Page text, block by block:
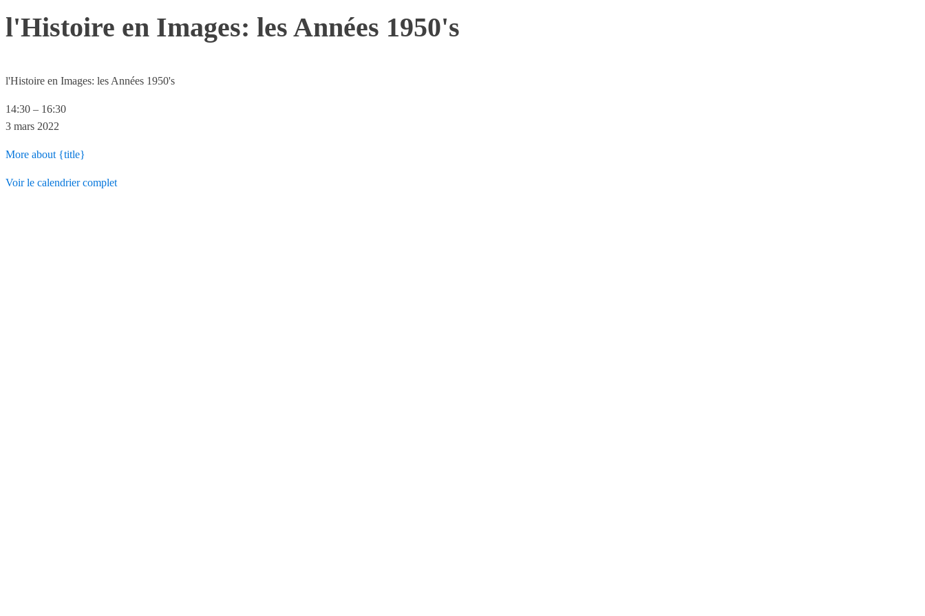
l'Histoire en Images: les Années 1950's
l'Histoire en Images: les Années 1950's
14:30 – 16:30
3 mars 2022
More about {title}
Voir le calendrier complet